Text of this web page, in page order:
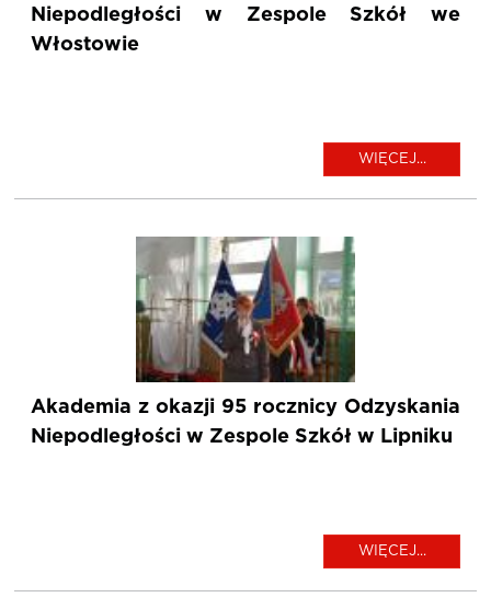
Niepodległości w Zespole Szkół we
Włostowie
WIĘCEJ...
Akademia z okazji 95 rocznicy Odzyskania
Niepodległości w Zespole Szkół w Lipniku
WIĘCEJ...